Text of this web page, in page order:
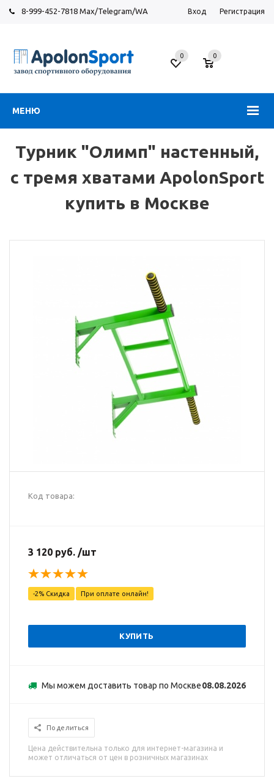
8-999-452-7818 Max/Telegram/WA Вход Регистрация
МЕНЮ
Москва
Новорязанское
0
0
Турник "Олимп" настенный,
с тремя хватами ApolonSport
купить в Москве
Код товара:
3 120 руб. /шт
-2% Скидка При оплате онлайн!
КУПИТЬ
Мы можем доставить товар по Москве08.08.2026
Поделиться
Цена действительна только для интернет-магазина и
может отличаться от цен в розничных магазинах